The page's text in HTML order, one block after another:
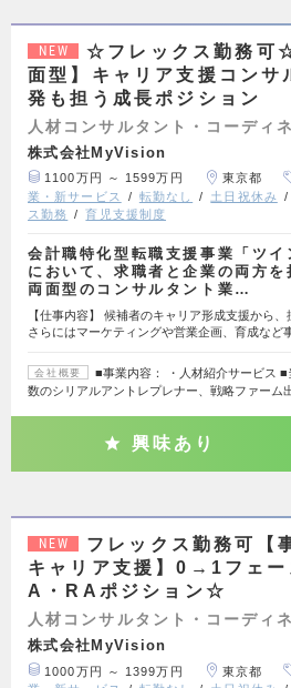
NEW
☆フレックス勤務可
面型】キャリア支援コンサ
発も担う成長ポジション
人材コンサルタント・コーディ
株式会社MyVision
1100万円 ～ 1599万円 東京都
業・新サービス
転勤なし 土日祝休み
ス勤務
育児支援制度
会計職特化型転職支援事業「ツイ
において、求職者と企業の両方を
両面型のコンサルタント業…
【仕事内容】 候補者のキャリア形成支援から、
さらにはマーケティングや営業企画、育成など
会社概要
■事業内容： ・人材紹介サービス
数のシリアルアントレプレナー、戦略ファーム
興味あり
NEW
フレックス勤務可【
キャリア支援】0→1フェー
A・RAポジション☆
人材コンサルタント・コーディ
株式会社MyVision
1000万円 ～ 1399万円 東京都